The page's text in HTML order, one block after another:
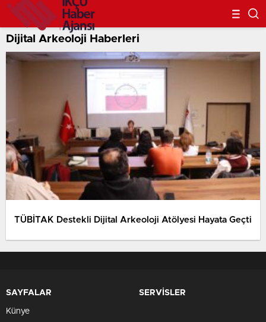
Dijital Arkeoloji Haberleri
TÜBİTAK Destekli Dijital Arkeoloji Atölyesi Hayata Geçti
SAYFALAR
Künye
SERVİSLER